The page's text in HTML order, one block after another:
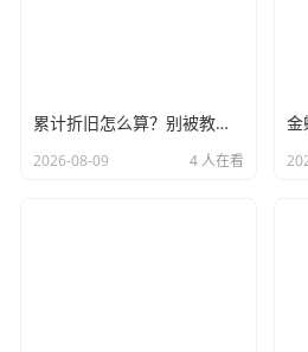
很多人对注会、审计师的印象，还
着高定西装，坐在明亮的办公室里
累计折旧怎么算？别被教科书绕晕了，我用大白话给你讲透
2026-08-09 4 人在看